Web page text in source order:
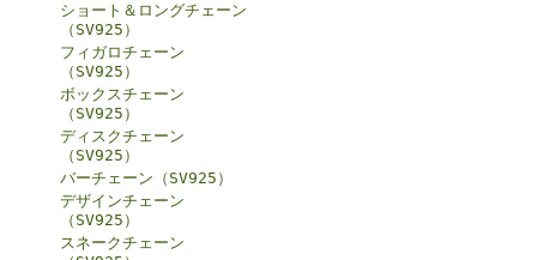
ショート＆ロングチェーン
（SV925）
フィガロチェーン
（SV925）
ボックスチェーン
（SV925）
ディスクチェーン
（SV925）
バーチェーン（SV925）
デザインチェーン
（SV925）
スネークチェーン